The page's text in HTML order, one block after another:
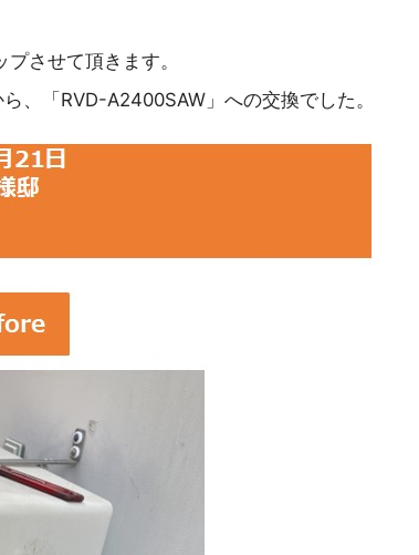
させて頂きます。
、「RVD-A2400SAW」への交換でした。